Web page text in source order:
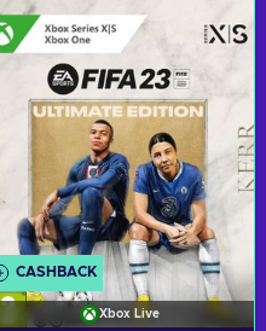
Visualizza offerte
CASHBACK
Xbox Live